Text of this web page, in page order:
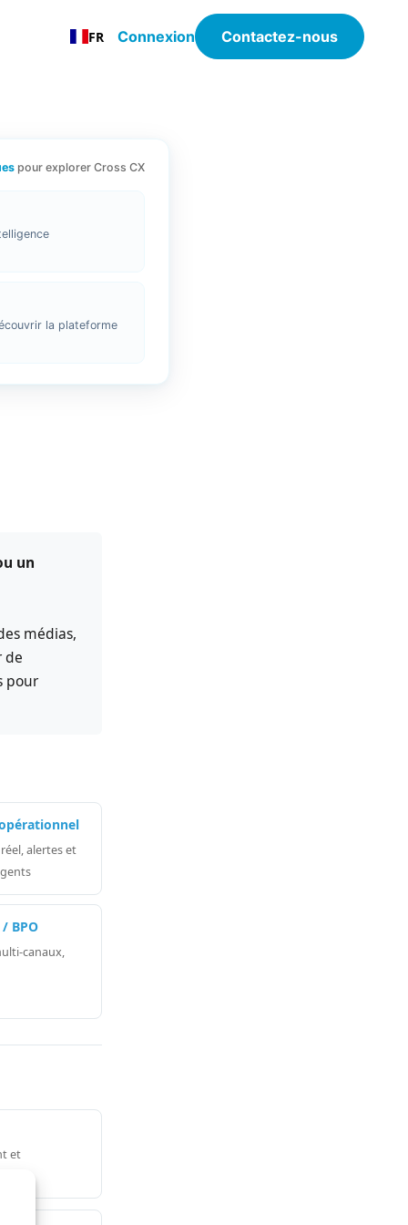
FR Connexion Contactez-nous
pour explorer Cross CX
la plateforme
un
médias,
de
pour
alertes et
BPO
canaux,
et